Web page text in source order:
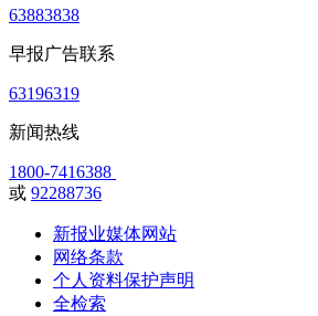
63883838
早报广告联系
63196319
新闻热线
1800-7416388
或 92288736
新报业媒体网站
网络条款
个人资料保护声明
全检索